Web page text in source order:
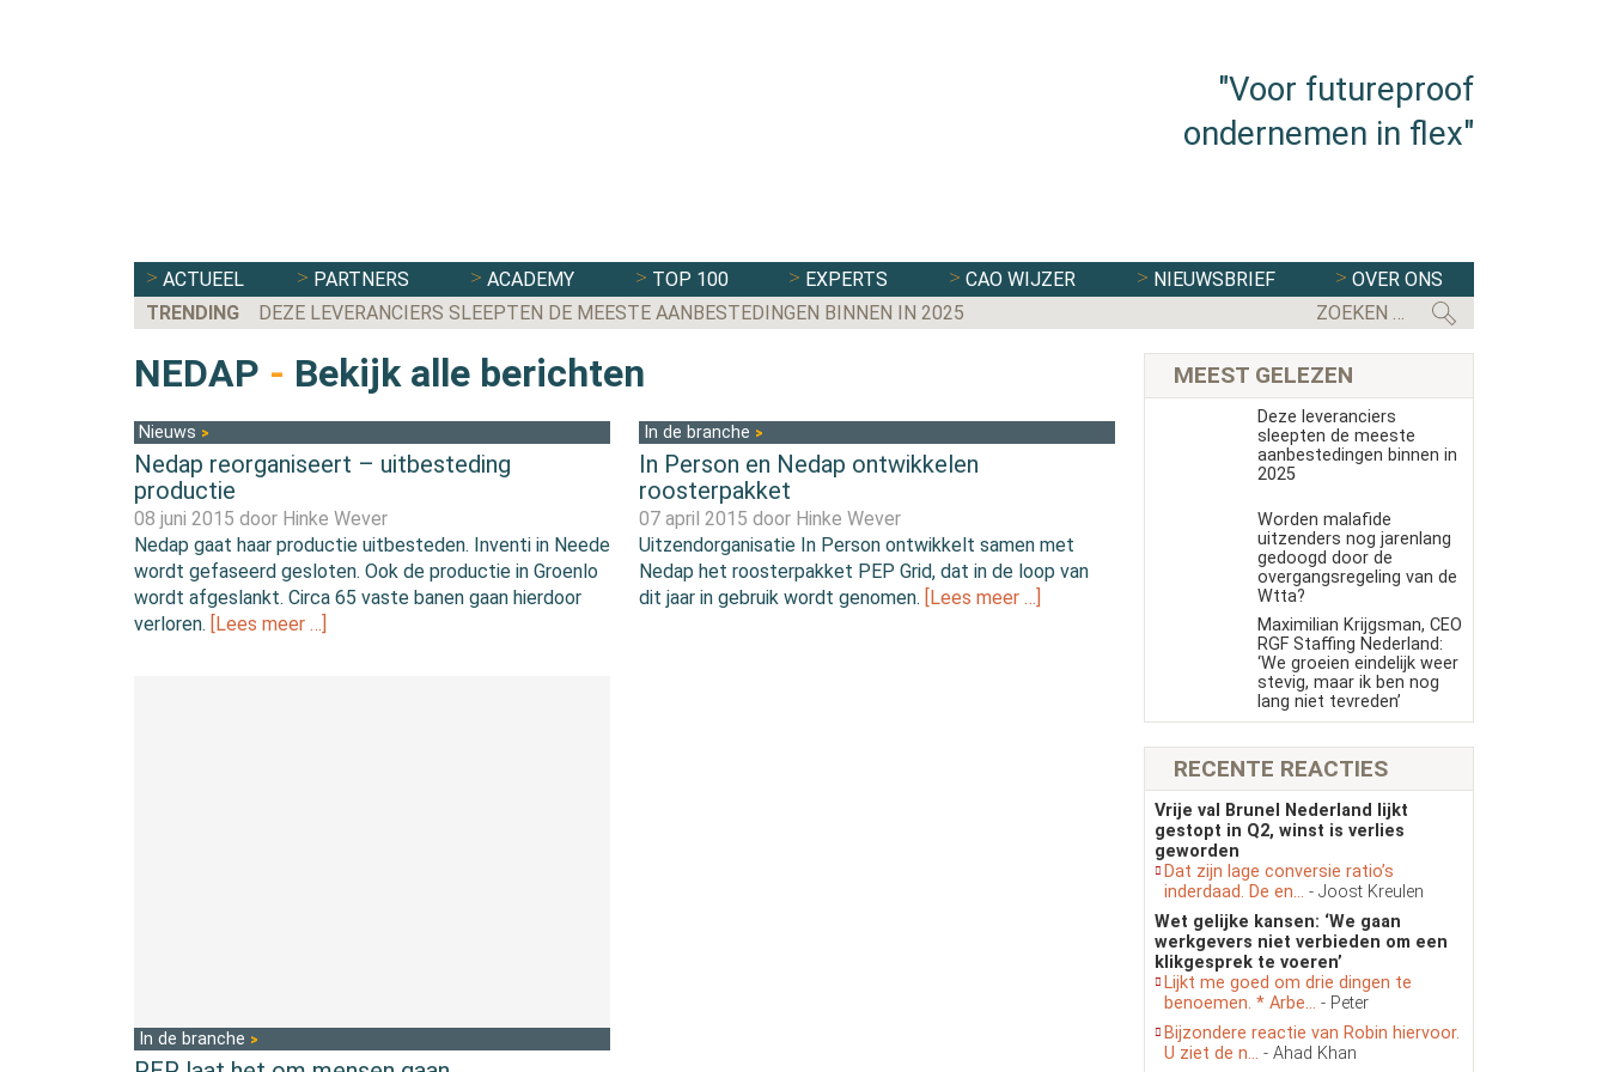
"Voor futureproof
ondernemen in flex"
ACTUEEL PARTNERS ACADEMY TOP 100 EXPERTS CAO WIJZER NIEUWSBRIEF
OVER ONS
TRENDING
DEZE LEVERANCIERS SLEEPTEN DE MEESTE AANBESTEDINGEN BINNEN IN 2025 EERSTE KAMER STEMT IN MET
NEDAP - Bekijk alle berichten
Nieuws
Nedap reorganiseert – uitbesteding
productie
08 juni 2015 door Hinke Wever
Nedap gaat haar productie uitbesteden. Inventi in Neede
wordt gefaseerd gesloten. Ook de productie in Groenlo
wordt afgeslankt. Circa 65 vaste banen gaan hierdoor
verloren. [Lees meer …]
In de branche
In Person en Nedap ontwikkelen
roosterpakket
07 april 2015 door Hinke Wever
Uitzendorganisatie In Person ontwikkelt samen met
Nedap het roosterpakket PEP Grid, dat in de loop van
dit jaar in gebruik wordt genomen. [Lees meer …]
In de branche
MEEST GELEZEN
Deze leveranciers
sleepten de meeste
aanbestedingen binnen in
2025
Worden malafide
uitzenders nog jarenlang
gedoogd door de
overgangsregeling van de
Wtta?
Maximilian Krijgsman, CEO
RGF Staffing Nederland:
‘We groeien eindelijk weer
stevig, maar ik ben nog
lang niet tevreden’
RECENTE REACTIES
Vrije val Brunel Nederland lijkt
gestopt in Q2, winst is verlies
geworden
Dat zijn lage conversie ratio’s
inderdaad. De en... - Joost Kreulen
Wet gelijke kansen: ‘We gaan
werkgevers niet verbieden om een
klikgesprek te voeren’
Lijkt me goed om drie dingen te
benoemen. * Arbe... - Peter
Bijzondere reactie van Robin hiervoor.
U ziet de n... - Ahad Khan